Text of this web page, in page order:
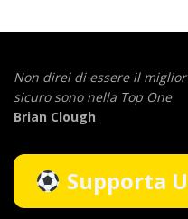
Non direi di essere il
sicuro sono nella Top One
Brian Clough
Supporta